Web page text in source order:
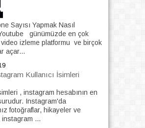
Sayısı Yapmak Nasıl
günümüzde en çok
video izleme platformu ve birçok
açar...
Kullanıcı İsimleri
, instagram hesabının en
Instagram'da
fotoğraflar, hikayeler ve
...